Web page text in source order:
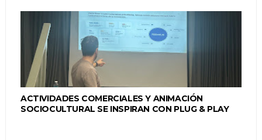
ACTIVIDADES COMERCIALES Y ANIMACIÓN
SOCIOCULTURAL SE INSPIRAN CON PLUG & PLAY